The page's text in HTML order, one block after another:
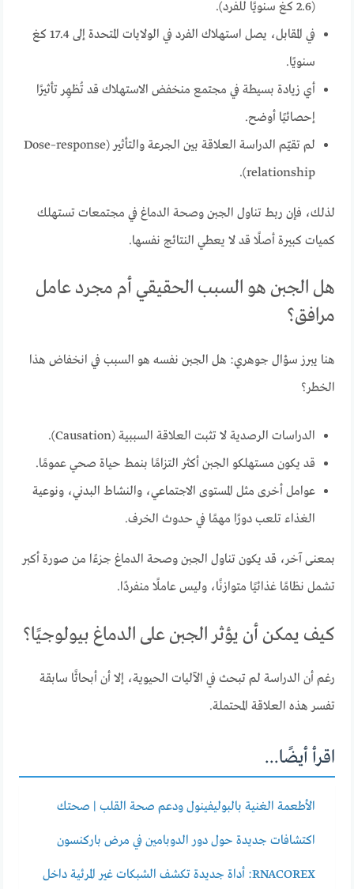
(2.6 كغ سنويًا للفرد).
في المقابل، يصل استهلاك الفرد في الولايات المتحدة إلى 17.4 كغ
سنويًا.
أي زيادة بسيطة في مجتمع منخفض الاستهلاك قد تُظهِر تأثيرًا
إحصائيًا أوضح.
لم تقيّم الدراسة العلاقة بين الجرعة والتأثير (Dose–response
relationship).
لذلك، فإن ربط تناول الجبن وصحة الدماغ في مجتمعات تستهلك
كميات كبيرة أصلًا قد لا يعطي النتائج نفسها.
هل الجبن هو السبب الحقيقي أم مجرد عامل
مرافق؟
هنا يبرز سؤال جوهري: هل الجبن نفسه هو السبب في انخفاض هذا
الخطر؟
الدراسات الرصدية لا تثبت العلاقة السببية (Causation).
قد يكون مستهلكو الجبن أكثر التزامًا بنمط حياة صحي عمومًا.
عوامل أخرى مثل المستوى الاجتماعي، والنشاط البدني، ونوعية
الغذاء تلعب دورًا مهمًا في حدوث الخرف.
بمعنى آخر، قد يكون تناول الجبن وصحة الدماغ جزءًا من صورة أكبر
تشمل نظامًا غذائيًا متوازنًا، وليس عاملًا منفردًا.
كيف يمكن أن يؤثر الجبن على الدماغ بيولوجيًا؟
رغم أن الدراسة لم تبحث في الآليات الحيوية، إلا أن أبحاثًا سابقة
تفسر هذه العلاقة المحتملة.
اقرأ أيضًا...
الأطعمة الغنية بالبوليفينول ودعم صحة القلب | صحتك
اكتشافات جديدة حول دور الدوبامين في مرض باركنسون
RNACOREX: أداة جديدة تكشف الشبكات غير المرئية داخل